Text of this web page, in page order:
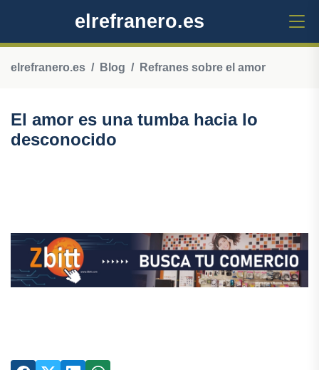
elrefranero.es
elrefranero.es Blog Refranes sobre el amor
El amor es una tumba hacia lo
desconocido